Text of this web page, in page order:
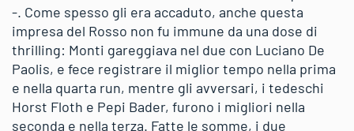
-. Come spesso gli era accaduto, anche questa
impresa del Rosso non fu immune da una dose di
thrilling: Monti gareggiava nel due con Luciano De
Paolis, e fece registrare il miglior tempo nella prima
e nella quarta run, mentre gli avversari, i tedeschi
Horst Floth e Pepi Bader, furono i migliori nella
seconda e nella terza. Fatte le somme, i due